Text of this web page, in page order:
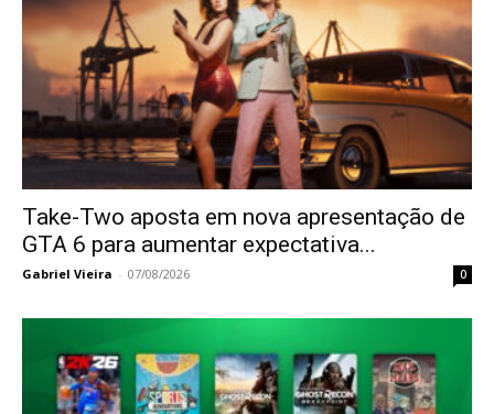
Take-Two aposta em nova apresentação de
GTA 6 para aumentar expectativa...
Gabriel Vieira - 07/08/2026 0